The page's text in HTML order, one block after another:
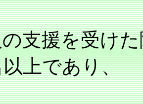
支援を受け
上であり、